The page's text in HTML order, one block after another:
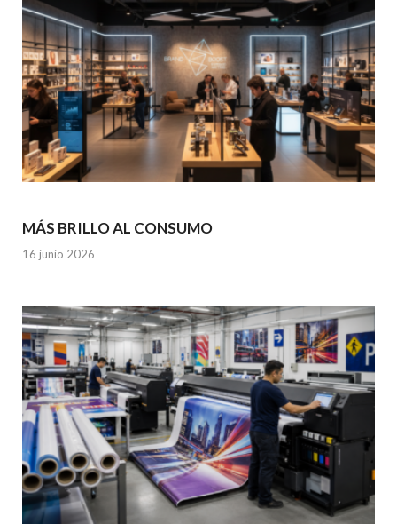
MÁS BRILLO AL CONSUMO
16 junio 2026